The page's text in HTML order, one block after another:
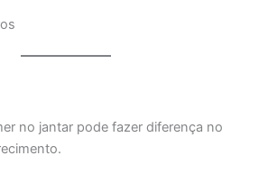
no jantar pode fazer diferença no